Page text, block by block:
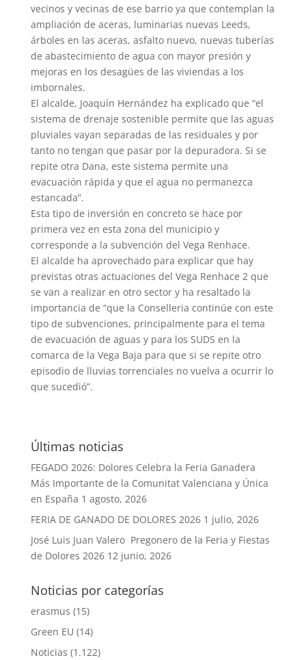
vecinos y vecinas de ese barrio ya que contemplan la
ampliación de aceras, luminarias nuevas Leeds,
árboles en las aceras, asfalto nuevo, nuevas tuberías
de abastecimiento de agua con mayor presión y
mejoras en los desagües de las viviendas a los
imbornales.
El alcalde, Joaquín Hernández ha explicado que “el
sistema de drenaje sostenible permite que las aguas
pluviales vayan separadas de las residuales y por
tanto no tengan que pasar por la depuradora. Si se
repite otra Dana, este sistema permite una
evacuación rápida y que el agua no permanezca
estancada”.
Esta tipo de inversión en concreto se hace por
primera vez en esta zona del municipio y
corresponde a la subvención del Vega Renhace.
El alcalde ha aprovechado para explicar que hay
previstas otras actuaciones del Vega Renhace 2 que
se van a realizar en otro sector y ha resaltado la
importancia de “que la Conselleria continúe con este
tipo de subvenciones, principalmente para el tema
de evacuación de aguas y para los SUDS en la
comarca de la Vega Baja para que si se repite otro
episodio de lluvias torrenciales no vuelva a ocurrir lo
que sucedió”.
Últimas noticias
FEGADO 2026: Dolores Celebra la Feria Ganadera
Más Importante de la Comunitat Valenciana y Única
en España 1 agosto, 2026
FERIA DE GANADO DE DOLORES 2026 1 julio, 2026
José Luis Juan Valero Pregonero de la Feria y Fiestas
de Dolores 2026 12 junio, 2026
Noticias por categorías
erasmus (15)
Green EU (14)
Noticias (1.122)